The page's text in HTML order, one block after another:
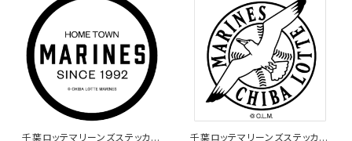
千葉ロッテマリーンズステッカー
千葉ロッテマリーンズステッカー